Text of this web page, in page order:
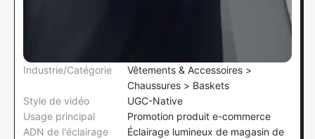
Industrie/Catégorie
Vêtements & Accessoires >
Chaussures > Baskets
Style de vidéo
UGC-Native
Usage principal
Promotion produit e-commerce
ADN de l'éclairage
Éclairage lumineux de magasin de